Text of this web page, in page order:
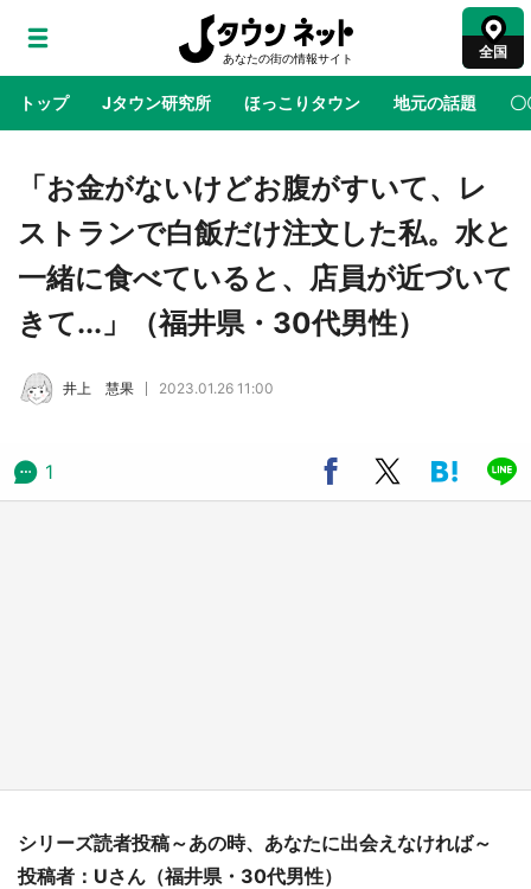
全国
トップ Jタウン研究所 ほっこりタウン 地元の話題 〇
地域×二次元 絶景 あの時はありがとう 物語がはじ
鳥取・境港「ゲゲゲの妖怪楽園」限定だった鬼
太郎グッズ買える 銀座・博品館TOY PARKへ
急げ【8／8～31】
公式プロモ動画で「聖地」が生産されてます
『薬屋のひとりごと』の〝舞〟の世界に入り込
む 六本木ヒルズ展望台でコラボ、本邦初公開
「お金がないけどお腹がすいて、レ
ストランで白飯だけ注文した私。水と
一緒に食べていると、店員が近づいて
きて...」（福井県・30代男性）
井上 慧果 2023.01.26 11:00
1
シリーズ読者投稿～あの時、あなたに出会えなければ～
投稿者：Uさん（福井県・30代男性）